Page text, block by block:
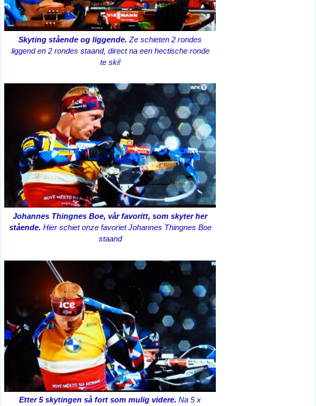
Skyting stående og liggende. Ze schieten 2 rondes
liggend en 2 rondes staand, direct na een hectische ronde
te ski!
Johannes Thingnes Boe, vår favoritt, som skyter her
stående. Hier schiet onze favoriet Johannes Thingnes Boe
staand
Etter 5 skytingen så fort som mulig videre. Na 5 x